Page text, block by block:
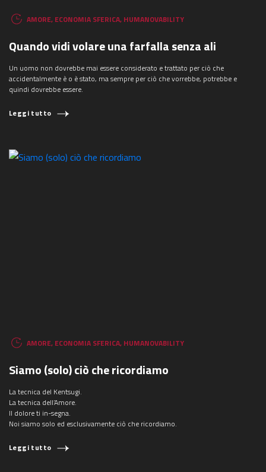
AMORE, ECONOMIA SFERICA, HUMANOVABILITY
Quando vidi volare una farfalla senza ali
Un uomo non dovrebbe mai essere considerato e trattato per ciò che
accidentalmente è o è stato, ma sempre per ciò che vorrebbe, potrebbe e
quindi dovrebbe essere.
Leggi tutto
AMORE, ECONOMIA SFERICA, HUMANOVABILITY
Siamo (solo) ciò che ricordiamo
La tecnica del Kentsugi.
La tecnica dell’Amore.
Il dolore ti in-segna.
Noi siamo solo ed esclusivamente ciò che ricordiamo.
Leggi tutto